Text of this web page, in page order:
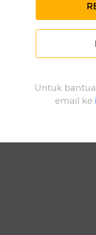
Untuk
email ke